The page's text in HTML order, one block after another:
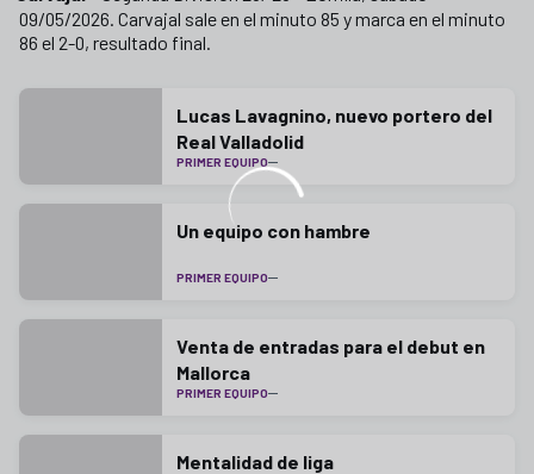
09/05/2026. Carvajal sale en el minuto 85 y marca en el minuto
86 el 2-0, resultado final.
Lucas Lavagnino, nuevo portero del
Real Valladolid
PRIMER EQUIPO
Un equipo con hambre
PRIMER EQUIPO
Venta de entradas para el debut en
Mallorca
PRIMER EQUIPO
Mentalidad de liga